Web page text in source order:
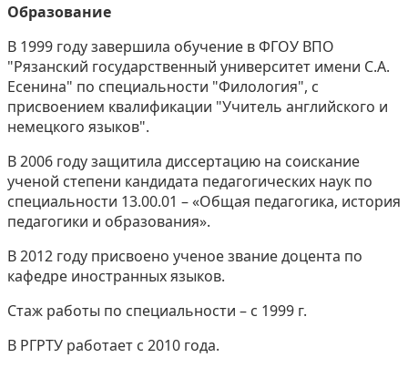
Образование
В 1999 году завершила обучение в ФГОУ ВПО
"Рязанский государственный университет имени С.А.
Есенина" по специальности "Филология", с
присвоением квалификации "Учитель английского и
немецкого языков".
В 2006 году защитила диссертацию на соискание
ученой степени кандидата педагогических наук по
специальности 13.00.01 – «Общая педагогика, история
педагогики и образования».
В 2012 году присвоено ученое звание доцента по
кафедре иностранных языков.
Стаж работы по специальности – с 1999 г.
В РГРТУ работает с 2010 года.